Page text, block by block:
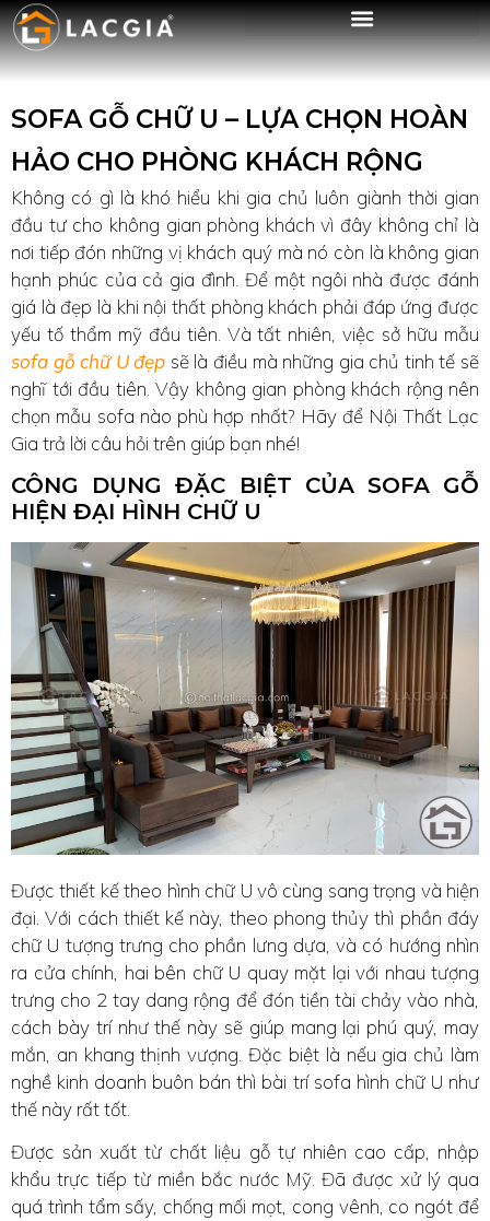
SOFA GỖ CHỮ U – LỰA CHỌN HOÀN
HẢO CHO PHÒNG KHÁCH RỘNG
Không có gì là khó hiểu khi gia chủ luôn giành thời gian
đầu tư cho không gian phòng khách vì đây không chỉ là
nơi tiếp đón những vị khách quý mà nó còn là không gian
hạnh phúc của cả gia đình. Để một ngôi nhà được đánh
giá là đẹp là khi nội thất phòng khách phải đáp ứng được
yếu tố thẩm mỹ đầu tiên. Và tất nhiên, việc sở hữu mẫu
sofa gỗ chữ U đẹp sẽ là điều mà những gia chủ tinh tế sẽ
nghĩ tới đầu tiên. Vậy không gian phòng khách rộng nên
chọn mẫu sofa nào phù hợp nhất? Hãy để Nội Thất Lạc
Gia trả lời câu hỏi trên giúp bạn nhé!
CÔNG DỤNG ĐẶC BIỆT CỦA SOFA GỖ
HIỆN ĐẠI HÌNH CHỮ U
Được thiết kế theo hình chữ U vô cùng sang trọng và hiện
đại. Với cách thiết kế này, theo phong thủy thì phần đáy
chữ U tượng trưng cho phần lưng dựa, và có hướng nhìn
ra cửa chính, hai bên chữ U quay mặt lại với nhau tượng
trưng cho 2 tay dang rộng để đón tiền tài chảy vào nhà,
cách bày trí như thế này sẽ giúp mang lại phú quý, may
mắn, an khang thịnh vượng. Đặc biệt là nếu gia chủ làm
nghề kinh doanh buôn bán thì bài trí sofa hình chữ U như
thế này rất tốt.
Được sản xuất từ chất liệu gỗ tự nhiên cao cấp, nhập
khẩu trực tiếp từ miền bắc nước Mỹ. Đã được xử lý qua
quá trình tẩm sấy, chống mối mọt, cong vênh, co ngót để